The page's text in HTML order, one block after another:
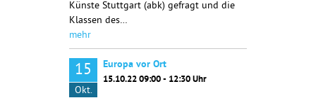
Künste Stuttgart (abk) gefragt und die
Klassen des…
mehr
15
Okt.
Europa vor Ort
15.10.22 09:00 - 12:30 Uhr